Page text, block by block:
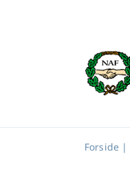
Forside|